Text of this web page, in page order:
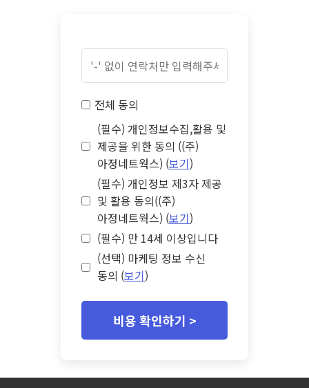
전체 동의
(필수) 개인정보수집,활용 및
제공을 위한 동의 ((주)
아정네트웍스) (보기)
(필수) 개인정보 제3자 제공
및 활용 동의((주)
아정네트웍스) (보기)
(필수) 만 14세 이상입니다
(선택) 마케팅 정보 수신
동의 (보기)
비용 확인하기 >